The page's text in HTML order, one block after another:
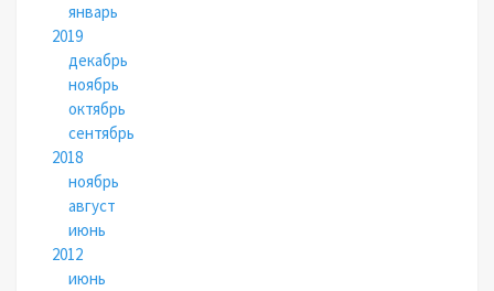
январь
2019
декабрь
ноябрь
октябрь
сентябрь
2018
ноябрь
август
июнь
2012
июнь